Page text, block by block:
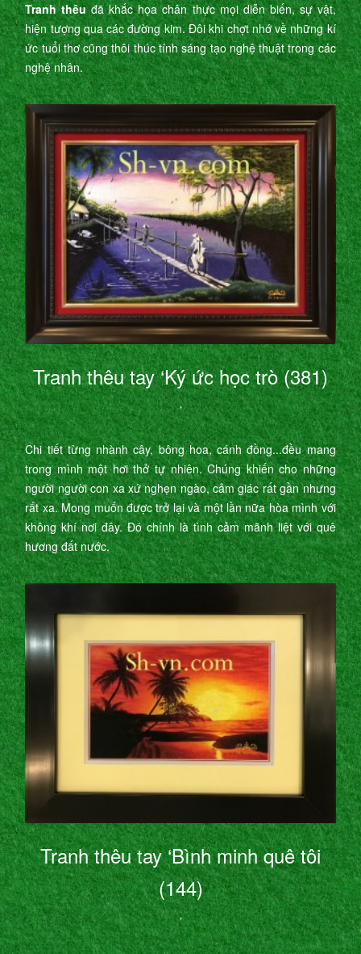
Tranh thêuđã khắc họa chân thực mọi diễn biến, sự vật,
hiện tượng qua các đường kim. Đôi khi chợt nhớ về những kí
ức tuổi thơ cũng thôi thúc tính sáng tạo nghệ thuật trong các
nghệ nhân.
Tranh thêu tay ‘Ký ức học trò (381)
’
Chi tiết từng nhành cây, bông hoa, cánh đồng...đều mang
trong mình một hơi thở tự nhiên. Chúng khiến cho những
người người con xa xứ nghẹn ngào, cảm giác rất gần nhưng
rất xa. Mong muốn được trở lại và một lần nữa hòa mình với
không khí nơi đây. Đó chính là tình cảm mãnh liệt với quê
hương đất nước.
Tranh thêu tay ‘Bình minh quê tôi
(144)
’